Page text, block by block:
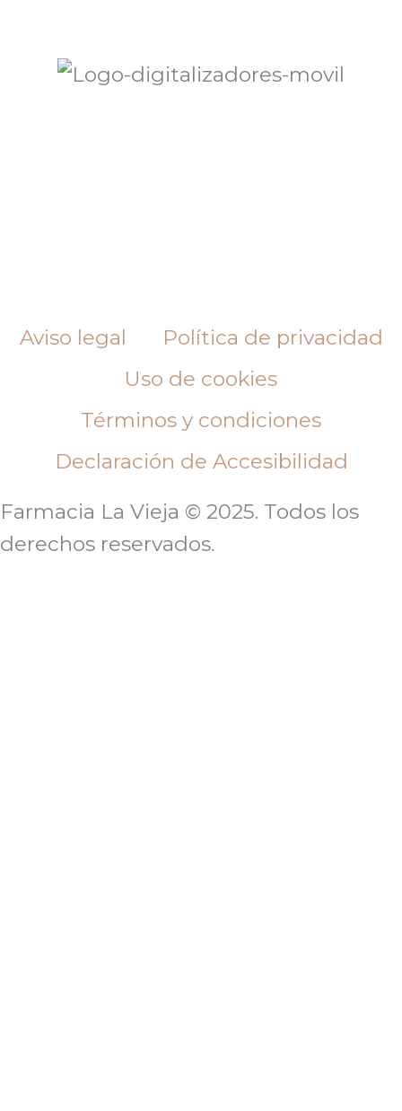
Aviso legal
Política de privacidad
Uso de cookies
Términos y condiciones
Declaración de Accesibilidad
Farmacia La Vieja © 2025. Todos los
derechos reservados.